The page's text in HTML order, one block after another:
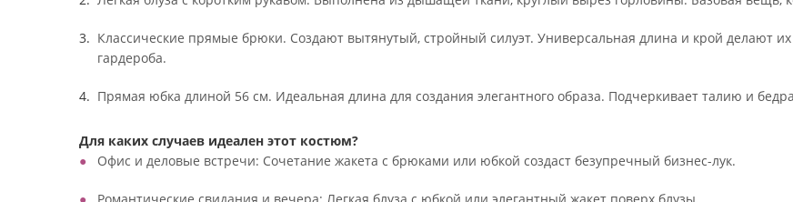
Классические прямые брюки. Создают вытянутый, стройный силуэт. Универсальная длина и крой делают
гардероба.
Прямая юбка длиной 56 см. Идеальная длина для создания элегантного образа. Подчеркивает талию и
Для каких случаев идеален этот костюм?
Офис и деловые встречи: Сочетание жакета с брюками или юбкой создаст безупречный бизнес-лук.